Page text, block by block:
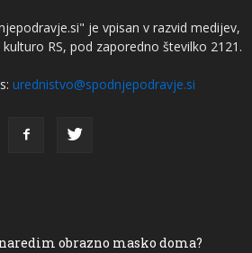
je vpisan v razvid medijev,
RS, pod zaporedno številko 2121.
urednistvo@spodnjepodravje.si
obrazno masko doma?